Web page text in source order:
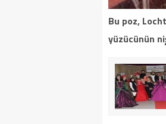
Bu poz,
yüzücünün